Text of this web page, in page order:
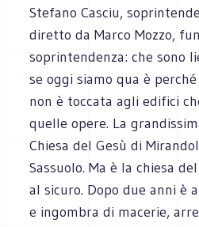
Stefano Casciu,
diretto da Marco Mozzo,
soprintendenza: che sono
se oggi siamo qua è
non è toccata agli edifici
quelle opere. La
Chiesa del Gesù di
Sassuolo. Ma è la chiesa
al sicuro. Dopo due anni è
e ingombra di macerie,